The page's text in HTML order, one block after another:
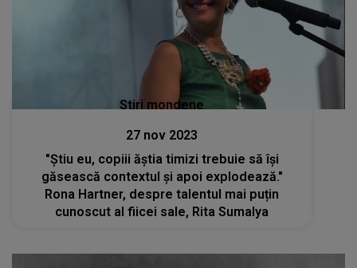
Stiri mondene
27 nov 2023
"Știu eu, copiii ăștia timizi trebuie să își
găsească contextul și apoi explodează."
Rona Hartner, despre talentul mai puțin
cunoscut al fiicei sale, Rita Sumalya